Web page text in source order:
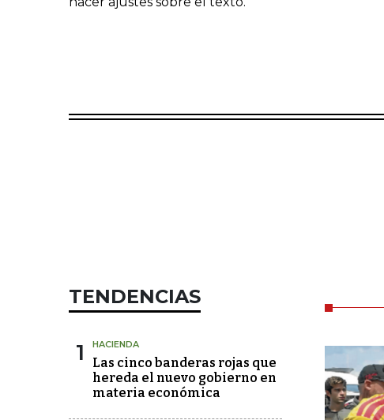
TENDENCIAS
1 HACIENDA
Las cinco banderas rojas que
hereda el nuevo gobierno en
materia económica